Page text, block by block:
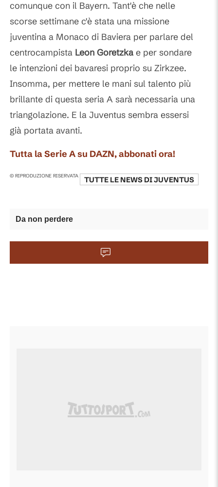
comunque con il Bayern. Tant'è che nelle
scorse settimane c'è stata una missione
juventina a Monaco di Baviera per parlare del
centrocampista Leon Goretzka e per sondare
le intenzioni dei bavaresi proprio su Zirkzee.
Insomma, per mettere le mani sul talento più
brillante di questa seria A sarà necessaria una
triangolazione. E la Juventus sembra essersi
già portata avanti.
Tutta la Serie A su DAZN, abbonati ora!
© RIPRODUZIONE RISERVATA TUTTE LE NEWS DIJUVENTUS
Da non perdere